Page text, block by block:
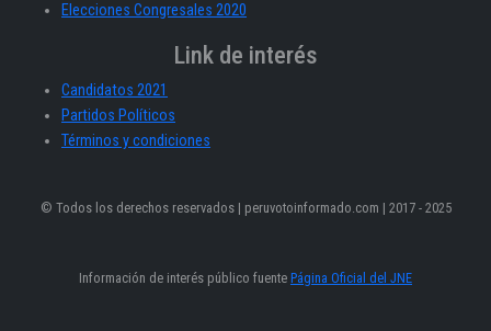
Elecciones Congresales 2020
Link de interés
Candidatos 2021
Partidos Políticos
Términos y condiciones
© Todos los derechos reservados | peruvotoinformado.com | 2017 - 2025
Información de interés público fuente Página Oficial del JNE